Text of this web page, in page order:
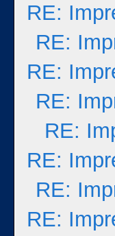
RE:
RE:
RE:
RE:
RE:
RE:
RE:
RE: